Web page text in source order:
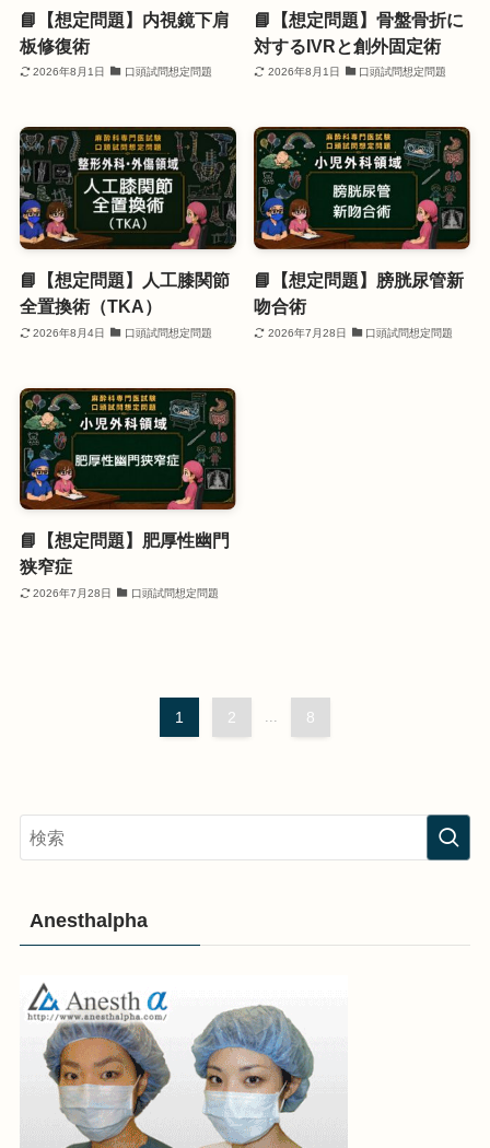
📘【想定問題】内視鏡下肩
板修復術
2026年8月1日 口頭試問想定問題
📘【想定問題】骨盤骨折に
対するIVRと創外固定術
2026年8月1日 口頭試問想定問題
📘【想定問題】人工膝関節
全置換術（TKA）
2026年8月4日 口頭試問想定問題
📘【想定問題】膀胱尿管新
吻合術
2026年7月28日 口頭試問想定問題
📘【想定問題】肥厚性幽門
狭窄症
2026年7月28日 口頭試問想定問題
1 2 ... 8
Anesthalpha